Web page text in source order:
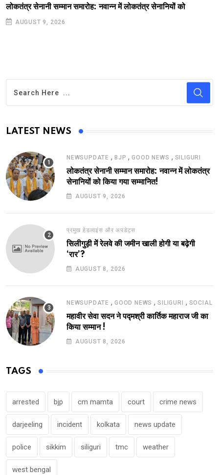
लोकतंत्र सेनानी सम्मान समारोह: नवान्न में लोकतंत्र सेनानियों को
AUGUST 9, 2026
LATEST NEWS
NEWSUPDATE , BJP ,GOOD NEWS , SILIGURI
लोकतंत्र सेनानी सम्मान समारोह: नवान्न में लोकतंत्र
सेनानियों को किया गया सम्मानित!
AUGUST 9, 2026
प्रमुख हेडलाइंस और अपडेट्स
सिलीगुड़ी में रेलवे की जमीन खाली होगी या बढ़ेगी
‘रार’?
AUGUST 8, 2026
NEWSUPDATE , GOOD NEWS ,SILIGURI , SOCIAL
महावीर सेवा सदन ने पद्मश्री कार्तिक महाराज जी का
किया सम्मान !
AUGUST 8, 2026
TAGS
arrested bjp cm mamta court crime news
darjeeling incident kolkata news update
police sikkim siliguri tmc weather
west bengal